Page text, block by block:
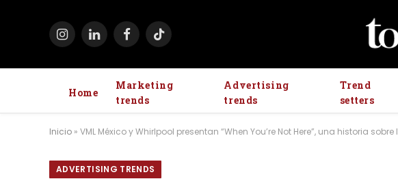
InstagramLinkedInFacebook
TikTok
Home
Marketing
trends
Advertising
trends
Trend
setters
Inicio » VML México y Whirlpool presentan “When You’re Not Here”, una historia
ADVERTISING TRENDS